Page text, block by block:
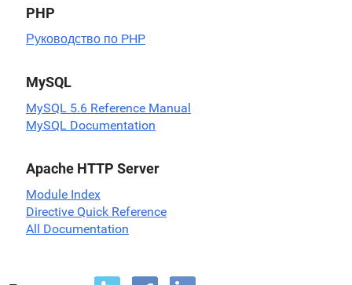
PHP
Руководство по PHP
MySQL
MySQL 5.6 Reference Manual
MySQL Documentation
Apache HTTP Server
Module Index
Directive Quick Reference
All Documentation